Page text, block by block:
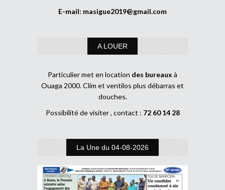
E-mail: masigue2019@gmail.com
A LOUER
Particulier met en location des bureaux à
Ouaga 2000. Clim et ventilos plus débarras et
douches.
Possibilité de visiter , contact : 72 60 14 28
La Une du 04-08-2026